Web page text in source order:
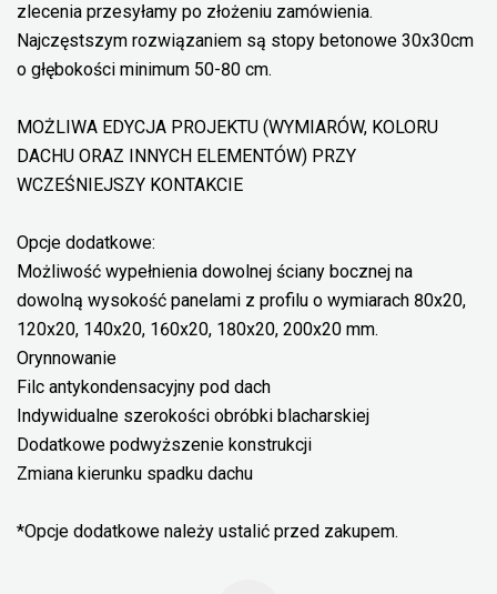
zlecenia przesyłamy po złożeniu zamówienia.
Najczęstszym rozwiązaniem są stopy betonowe 30x30cm
o głębokości minimum 50-80 cm.
MOŻLIWA EDYCJA PROJEKTU (WYMIARÓW, KOLORU
DACHU ORAZ INNYCH ELEMENTÓW) PRZY
WCZEŚNIEJSZY KONTAKCIE
Opcje dodatkowe:
Możliwość wypełnienia dowolnej ściany bocznej na
dowolną wysokość panelami z profilu o wymiarach 80x20,
120x20, 140x20, 160x20, 180x20, 200x20 mm.
Orynnowanie
Filc antykondensacyjny pod dach
Indywidualne szerokości obróbki blacharskiej
Dodatkowe podwyższenie konstrukcji
Zmiana kierunku spadku dachu
*Opcje dodatkowe należy ustalić przed zakupem.